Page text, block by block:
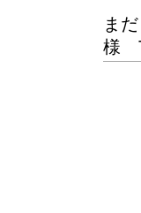
ま
様